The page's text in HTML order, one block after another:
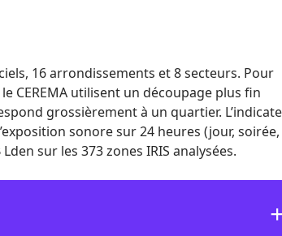
16 arrondissements et 8 secteurs. Pour
CEREMA utilisent un découpage plus fin
grossièrement à un quartier.
sonore sur 24 heures (jour, soirée,
sur les 373 zones IRIS analysées.